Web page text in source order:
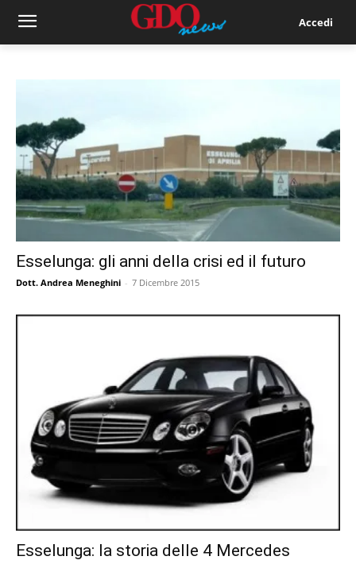
Accedi
Esselunga: gli anni della crisi ed il futuro
Dott. Andrea Meneghini - 7 Dicembre 2015
Esselunga: la storia delle 4 Mercedes